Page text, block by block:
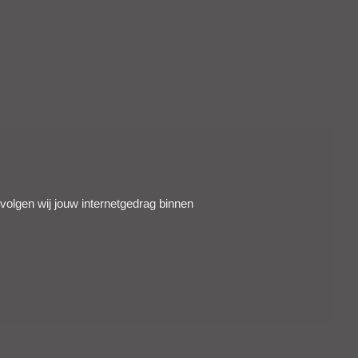
wij jouw internetgedrag binnen